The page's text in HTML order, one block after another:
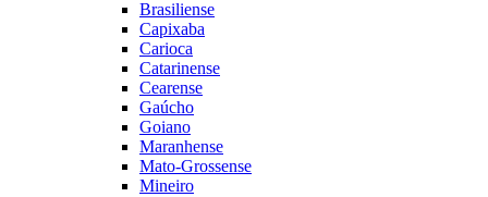
Brasiliense
Capixaba
Carioca
Catarinense
Cearense
Gaúcho
Goiano
Maranhense
Mato-Grossense
Mineiro